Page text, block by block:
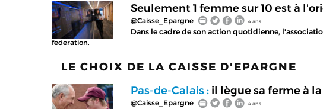
federation.
Seulement 1 femme sur 10 est à
@Caisse_Epargne 4 ans
Dans le cadre de son action quotidienne,
LE CHOIX DE LA CAISSE D'EPARGNE
Pas-de-Calais : il lègue sa ferme à
@Caisse_Epargne 4 ans